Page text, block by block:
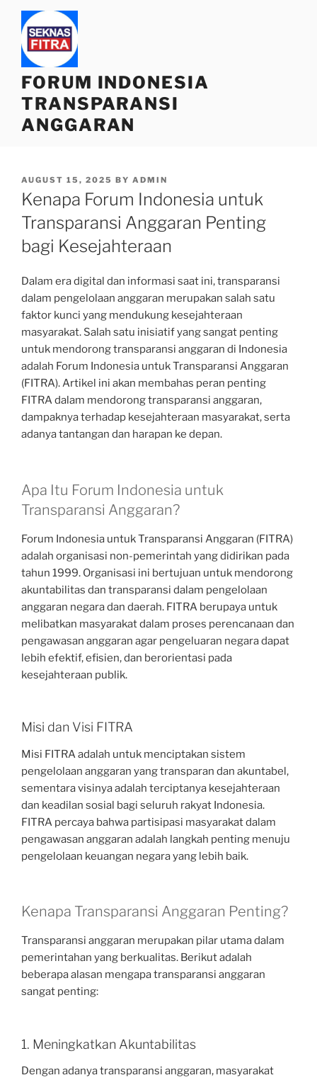
content
FORUM INDONESIA
TRANSPARANSI
ANGGARAN
POSTED
ON
AUGUST 15, 2025 BY ADMIN
Kenapa Forum Indonesia untuk
Transparansi Anggaran Penting
bagi Kesejahteraan
Dalam era digital dan informasi saat ini, transparansi
dalam pengelolaan anggaran merupakan salah satu
faktor kunci yang mendukung kesejahteraan
masyarakat. Salah satu inisiatif yang sangat penting
untuk mendorong transparansi anggaran di Indonesia
adalah Forum Indonesia untuk Transparansi Anggaran
(FITRA). Artikel ini akan membahas peran penting
FITRA dalam mendorong transparansi anggaran,
dampaknya terhadap kesejahteraan masyarakat, serta
adanya tantangan dan harapan ke depan.
Apa Itu Forum Indonesia untuk
Transparansi Anggaran?
Forum Indonesia untuk Transparansi Anggaran (FITRA)
adalah organisasi non-pemerintah yang didirikan pada
tahun 1999. Organisasi ini bertujuan untuk mendorong
akuntabilitas dan transparansi dalam pengelolaan
anggaran negara dan daerah. FITRA berupaya untuk
melibatkan masyarakat dalam proses perencanaan dan
pengawasan anggaran agar pengeluaran negara dapat
lebih efektif, efisien, dan berorientasi pada
kesejahteraan publik.
Misi dan Visi FITRA
Misi FITRA adalah untuk menciptakan sistem
pengelolaan anggaran yang transparan dan akuntabel,
sementara visinya adalah terciptanya kesejahteraan
dan keadilan sosial bagi seluruh rakyat Indonesia.
FITRA percaya bahwa partisipasi masyarakat dalam
pengawasan anggaran adalah langkah penting menuju
pengelolaan keuangan negara yang lebih baik.
Kenapa Transparansi Anggaran Penting?
Transparansi anggaran merupakan pilar utama dalam
pemerintahan yang berkualitas. Berikut adalah
beberapa alasan mengapa transparansi anggaran
sangat penting:
1. Meningkatkan Akuntabilitas
Dengan adanya transparansi anggaran, masyarakat